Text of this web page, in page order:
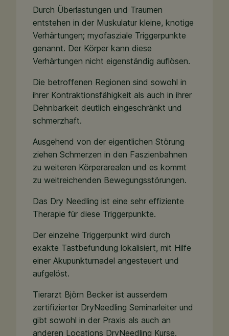
Durch Überlastungen und Traumen
entstehen in der Muskulatur kleine, knotige
Verhärtungen; myofasziale Triggerpunkte
genannt. Der Körper kann diese
Verhärtungen nicht eigenständig auflösen.
Die betroffenen Regionen sind sowohl in
ihrer Kontraktionsfähigkeit als auch in ihrer
Dehnbarkeit deutlich eingeschränkt und
schmerzhaft.
Ausgehend von der eigentlichen Störung
ziehen Schmerzen in den Faszienbahnen
zu weiteren Körperarealen und es kommt
zu weitreichenden Bewegungsstörungen.
Das Dry Needling ist eine sehr effiziente
Therapie für diese Triggerpunkte.
Der einzelne Triggerpunkt wird durch
exakte Tastbefundung lokalisiert, mit Hilfe
einer Akupunkturnadel angesteuert und
aufgelöst.
Tierarzt Björn Becker ist ausserdem
zertifizierter DryNeedling Seminarleiter und
gibt sowohl in der Praxis als auch an
anderen Locations DryNeedling Kurse.